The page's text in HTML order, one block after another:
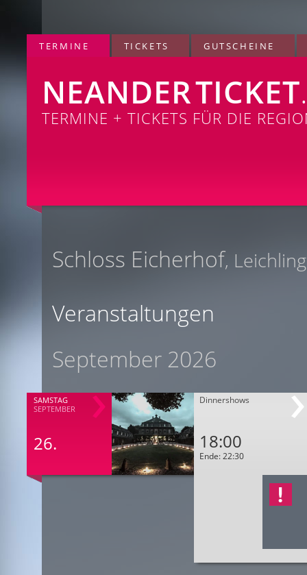
TERMINE TICKETS GUTSCHEINE
NEANDERTICKET
TERMINE + TICKETS FÜR DIE
Schloss Eicherhof,
Veranstaltungen
September 2026
SAMSTAG
SEPTEMBER
26.
Dinnershows
18:00
Ende: 22:30